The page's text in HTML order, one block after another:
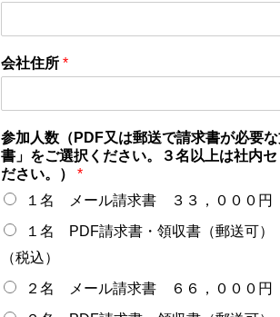
会社住所 *
参加人数（PDF又は郵送で請求書が必要
書」をご選択ください。３名以上は社内セ
ださい。） *
１名 メール請求書 ３３，０００円
１名 PDF請求書・領収書（郵送可
（税込）
２名 メール請求書 ６６，０００円